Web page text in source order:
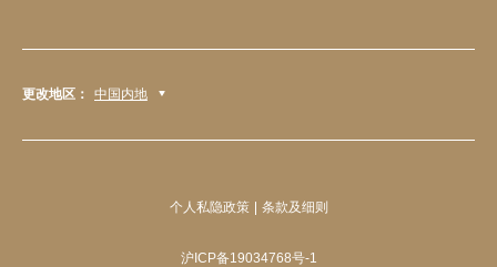
更改地区： 中国内地
个人私隐政策 条款及细则
沪ICP备19034768号-1